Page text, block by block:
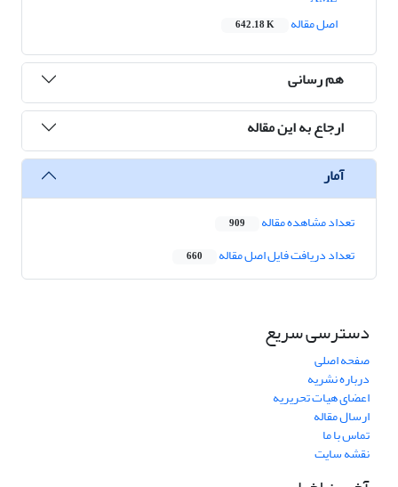
اصل مقاله
642.18 K
هم رسانی
ارجاع به این مقاله
آمار
تعداد مشاهده مقاله 909
تعداد دریافت فایل اصل مقاله 660
دسترسی سریع
صفحه اصلی
درباره نشریه
اعضای هیات تحریریه
ارسال مقاله
تماس با ما
نقشه سایت